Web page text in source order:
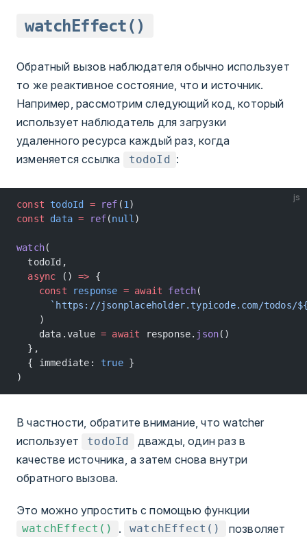
watchEffect()
Обратный вызов наблюдателя обычно использует
то же реактивное состояние, что и источник.
Например, рассмотрим следующий код, который
использует наблюдатель для загрузки
удаленного ресурса каждый раз, когда
изменяется ссылка
todoId :
js
const todoId = ref (1)
const data = ref(null)
watch(
  todoId,
  async
() => {
    const
response = await fetch(
`https://jsonplaceholder.typicode.com/todos/
    )
    data.value
= await response. json()
  },
  { immediate:
true }
)
В частности, обратите внимание, что watcher
использует
todoId
дважды, один раз в
качестве источника, а затем снова внутри
обратного вызова.
Это можно упростить с помощью функции
watchEffect() . watchEffect()
позволяет